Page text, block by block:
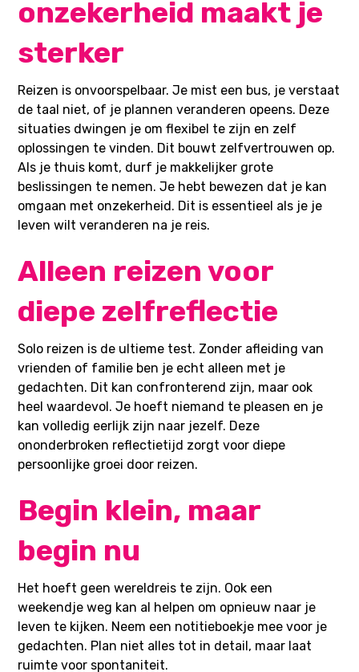
onzekerheid maakt je
sterker
Reizen is onvoorspelbaar. Je mist een bus, je verstaat
de taal niet, of je plannen veranderen opeens. Deze
situaties dwingen je om flexibel te zijn en zelf
oplossingen te vinden. Dit bouwt zelfvertrouwen op.
Als je thuis komt, durf je makkelijker grote
beslissingen te nemen. Je hebt bewezen dat je kan
omgaan met onzekerheid. Dit is essentieel als je je
leven wilt veranderen na je reis.
Alleen reizen voor
diepe zelfreflectie
Solo reizen is de ultieme test. Zonder afleiding van
vrienden of familie ben je echt alleen met je
gedachten. Dit kan confronterend zijn, maar ook
heel waardevol. Je hoeft niemand te pleasen en je
kan volledig eerlijk zijn naar jezelf. Deze
ononderbroken reflectietijd zorgt voor diepe
persoonlijke groei door reizen.
Begin klein, maar
begin nu
Het hoeft geen wereldreis te zijn. Ook een
weekendje weg kan al helpen om opnieuw naar je
leven te kijken. Neem een notitieboekje mee voor je
gedachten. Plan niet alles tot in detail, maar laat
ruimte voor spontaniteit.